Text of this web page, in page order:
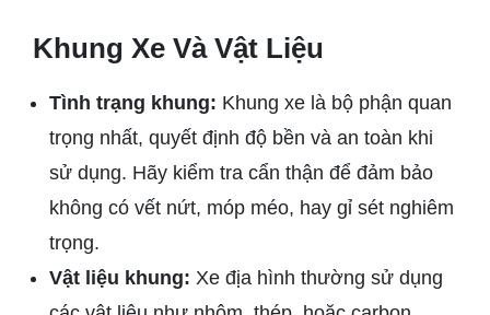
Khung Xe Và Vật Liệu
Tình trạng khung: Khung xe là bộ phận quan
trọng nhất, quyết định độ bền và an toàn khi
sử dụng. Hãy kiểm tra cẩn thận để đảm bảo
không có vết nứt, móp méo, hay gỉ sét nghiêm
trọng.
Vật liệu khung: Xe địa hình thường sử dụng